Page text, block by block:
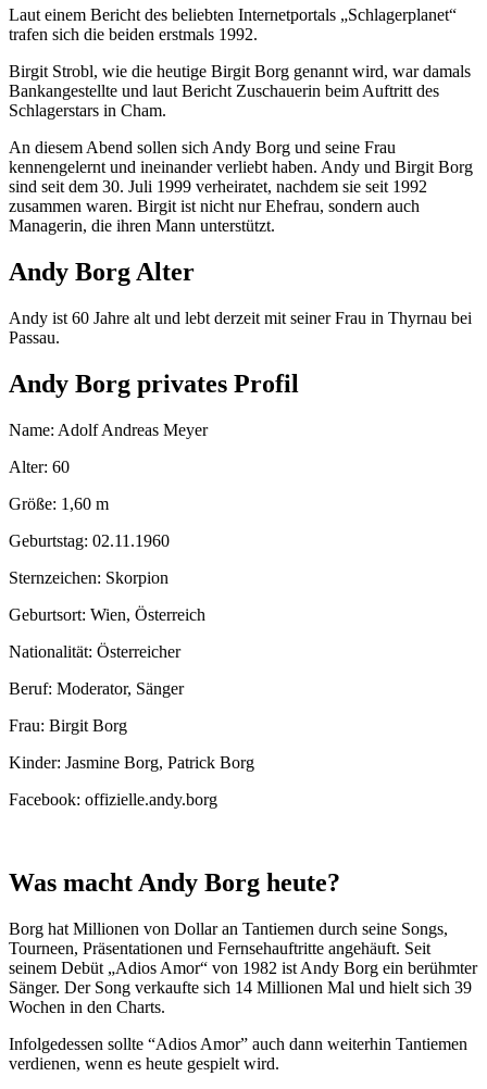
Laut einem Bericht des beliebten Internetportals „Schlagerplanet“
trafen sich die beiden erstmals 1992.
Birgit Strobl, wie die heutige Birgit Borg genannt wird, war damals
Bankangestellte und laut Bericht Zuschauerin beim Auftritt des
Schlagerstars in Cham.
An diesem Abend sollen sich Andy Borg und seine Frau
kennengelernt und ineinander verliebt haben. Andy und Birgit Borg
sind seit dem 30. Juli 1999 verheiratet, nachdem sie seit 1992
zusammen waren. Birgit ist nicht nur Ehefrau, sondern auch
Managerin, die ihren Mann unterstützt.
Andy Borg Alter
Andy ist 60 Jahre alt und lebt derzeit mit seiner Frau in Thyrnau bei
Passau.
Andy Borg privates Profil
Name: Adolf Andreas Meyer
Alter: 60
Größe: 1,60 m
Geburtstag: 02.11.1960
Sternzeichen: Skorpion
Geburtsort: Wien, Österreich
Nationalität: Österreicher
Beruf: Moderator, Sänger
Frau: Birgit Borg
Kinder: Jasmine Borg, Patrick Borg
Facebook: offizielle.andy.borg
Was macht Andy Borg heute?
Borg hat Millionen von Dollar an Tantiemen durch seine Songs,
Tourneen, Präsentationen und Fernsehauftritte angehäuft. Seit
seinem Debüt „Adios Amor“ von 1982 ist Andy Borg ein berühmter
Sänger. Der Song verkaufte sich 14 Millionen Mal und hielt sich 39
Wochen in den Charts.
Infolgedessen sollte “Adios Amor” auch dann weiterhin Tantiemen
verdienen, wenn es heute gespielt wird.